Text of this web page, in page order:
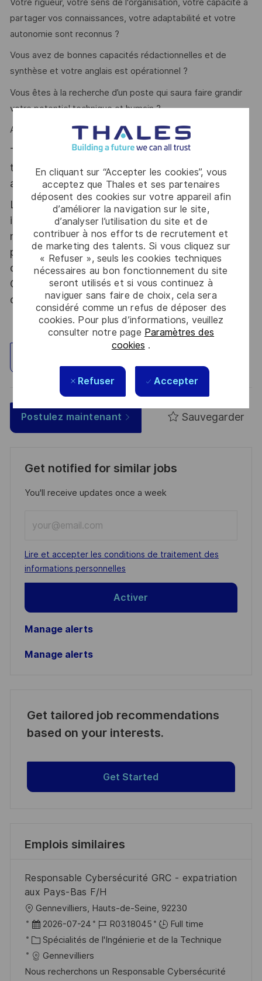
En cliquant sur “Accepter les cookies”, vous
acceptez que Thales et ses partenaires
déposent des cookies sur votre appareil afin
d’améliorer la navigation sur le site,
d’analyser l’utilisation du site et de
contribuer à nos efforts de recrutement et
de marketing des talents. Si vous cliquez sur
« Refuser », seuls les cookies techniques
nécessaires au bon fonctionnement du site
seront utilisés et si vous continuez à
naviguer sans faire de choix, cela sera
considéré comme un refus de déposer des
cookies. Pour plus d’informations, veuillez
consulter notre page Paramètres des
cookies .
Refuser Accepter
Votre rigueur, votre sens de l'organisation, votre capacité à
partager vos connaissances, votre adaptabilité et votre
autonomie sont reconnus ?
Vous avez de bonnes capacités rédactionnelles et de
synthèse et votre anglais est opérationnel ?
Vous êtes à la recherche d’un poste qui saura faire grandir
votre potentiel technique et humain ?
Alors ce poste est fait pour vous !
Thales, entreprise Handi-Engagée, reconnait
tous les talents. La diversité est notre meilleur
atout. Postulez et rejoignez nous !
Le poste pouvant nécessiter d'accéder à des
informations relevant du secret de la défense
nationale, la personne retenue fera l'objet d'une
procédure d’habilitation, conformément aux
dispositions des articles R.2311-1 et suivants du
Code de la défense et de l’IGI 1300 SGDSN/PSE
du 09 août 2021.
Postulez maintenant Sauvegarder
Get notified for similar jobs
You'll receive updates once a week
Email
address
(Required)
Required
Lire et accepter les conditions de traitement des
informations personnelles
Activer
Manage alerts
Manage alerts
Get tailored job recommendations
based on your interests.
Get Started
Emplois similaires
Responsable Cybersécurité GRC - expatriation
aux Pays-Bas F/H
o
c
a
l
Gennevilliers, Hauts-de-Seine, 92230
D
a
t
e
2026-07-24
R
é
é
R0318045
Full time
C
a
t
Spécialités de l'Ingénierie et de la Technique
Gennevilliers
Nous recherchons un Responsable Cybersécurité